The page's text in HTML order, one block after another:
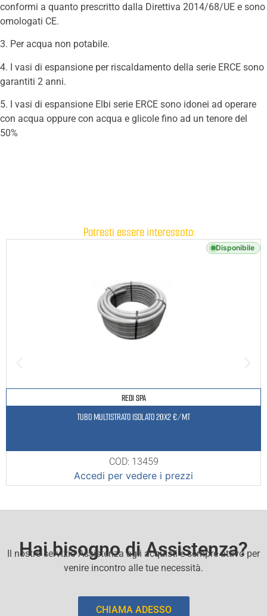
conformi a quanto prescritto dalla Direttiva 2014/68/UE e sono
omologati CE.
3. Per acqua non potabile.
4. I vasi di espansione per riscaldamento della serie ERCE sono
garantiti 2 anni.
5. I vasi di espansione Elbi serie ERCE sono idonei ad operare
con acqua oppure con acqua e glicole fino ad un tenore del
50%
Potresti essere interessato:
Disponibile
REDI SPA
TUBO MULTISTRATO ISOLATO 20X2 €/MT
COD: 13459
Accedi per vedere i prezzi
Hai bisogno di Assistenza?
Il nostro servizio Assistenza agli acquisti e sempre attivo per
venire incontro alle tue necessità.
CHIAMA ADESSO